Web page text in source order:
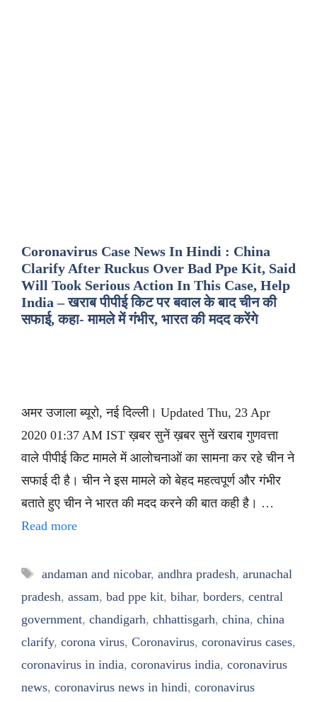
Coronavirus Case News In Hindi : China
Clarify After Ruckus Over Bad Ppe Kit, Said
Will Took Serious Action In This Case, Help
India – खराब पीपीई किट पर बवाल के बाद चीन की
सफाई, कहा- मामले में गंभीर, भारत की मदद करेंगे
अमर उजाला ब्यूरो, नई दिल्ली। Updated Thu, 23 Apr
2020 01:37 AM IST ख़बर सुनें ख़बर सुनें खराब गुणवत्ता
वाले पीपीई किट मामले में आलोचनाओं का सामना कर रहे चीन ने
सफाई दी है। चीन ने इस मामले को बेहद महत्वपूर्ण और गंभीर
बताते हुए चीन ने भारत की मदद करने की बात कही है। …
Read more
Tags
andaman and nicobar, andhra pradesh, arunachal
pradesh, assam, bad ppe kit, bihar, borders, central
government, chandigarh, chhattisgarh, china, china
clarify, corona virus, Coronavirus, coronavirus cases,
coronavirus in india, coronavirus india, coronavirus
news, coronavirus news in hindi, coronavirus